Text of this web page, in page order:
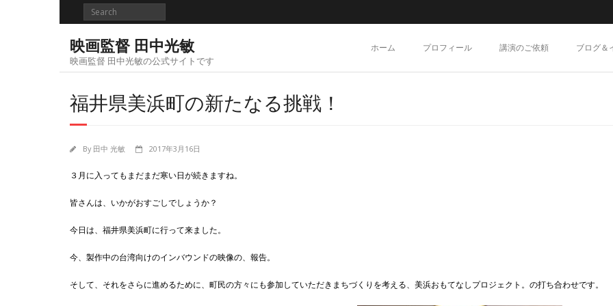
映画監督 田中光敏
映画監督 田中光敏の公式サイトです
ホーム プロフィール 講演のご依頼 ブログ＆
福井県美浜町の新たなる挑戦！
By 田中 光敏 2017年3月16日
３月に入ってもまだまだ寒い日が続きますね。
皆さんは、いかがおすごしでしょうか？
今日は、福井県美浜町に行って来ました。
今、製作中の台湾向けのインバウンドの映像の、報告。
そして、それをさらに進めるために、町民の方々にも参加していただきまちづくりを考える、美浜おもてなしプロジェクト。の打ち合わせです。